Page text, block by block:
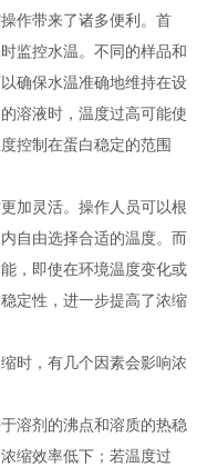
作带来了诸多便利。首
监控水温。不同的样品和
确保水温准确地维持在设
溶液时，温度过高可能使
控制在蛋白稳定的范围
加灵活。操作人员可以根
自由选择合适的温度。而
，即使在环境温度变化或
定性，进一步提高了浓缩
时，有几个因素会影响浓
溶剂的沸点和溶质的热稳
缩效率低下；若温度过